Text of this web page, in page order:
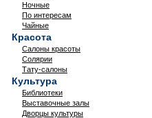
Ночные
По интересам
Чайные
Красота
Салоны красоты
Солярии
Тату-салоны
Культура
Библиотеки
Выставочные залы
Дворцы культуры